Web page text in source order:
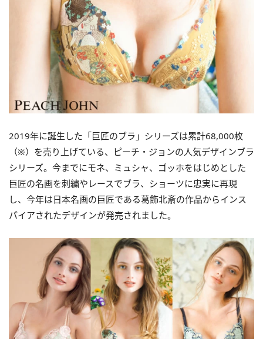
2019年に誕生した「巨匠のブラ」シリーズは累計68,000枚
（※）を売り上げている、ピーチ・ジョンの人気デザインブラ
シリーズ。今までにモネ、ミュシャ、ゴッホをはじめとした
巨匠の名画を刺繍やレースでブラ、ショーツに忠実に再現
し、今年は日本名画の巨匠である葛飾北斎の作品からインス
パイアされたデザインが発売されました。